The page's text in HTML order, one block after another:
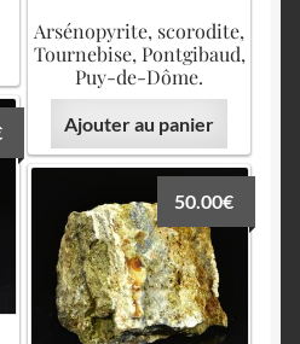
Arsénopyrite, scorodite,
Tournebise, Pontgibaud,
Puy-de-Dôme.
Ajouter au panier
50.00€